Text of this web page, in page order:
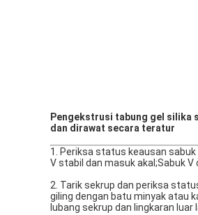
Pengekstrusi tabung gel silika
dan dirawat secara teratur
1. Periksa status keausan
V stabil dan masuk akal;Sabuk
2. Tarik sekrup dan periksa
giling dengan batu minyak atau
lubang sekrup dan lingkaran luar